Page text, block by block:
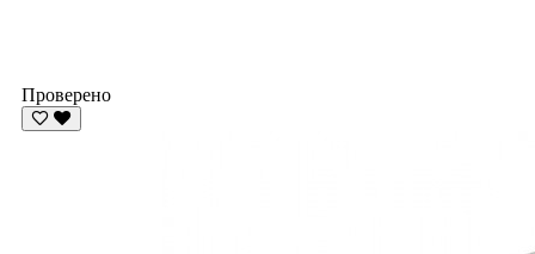
Проверено